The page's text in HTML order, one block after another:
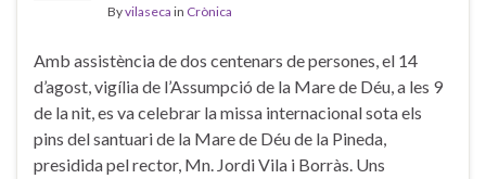
Byvilaseca in Crònica
Amb assistència de dos centenars de persones, el 14
d’agost, vigília de l’Assumpció de la Mare de Déu, a les 9
de la nit, es va celebrar la missa internacional sota els
pins del santuari de la Mare de Déu de la Pineda,
presidida pel rector, Mn. Jordi Vila i Borràs. Uns